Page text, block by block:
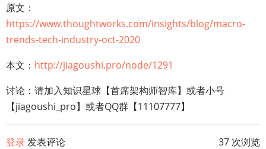
原文：
https://www.thoughtworks.com/insights/blog/macro-
trends-tech-industry-oct-2020
本文： http://jiagoushi.pro/node/1291
讨论：请加入知识星球【首席架构师智库】或者小号
【jiagoushi_pro】或者QQ群【11107777】
登录发表评论
37 次浏览